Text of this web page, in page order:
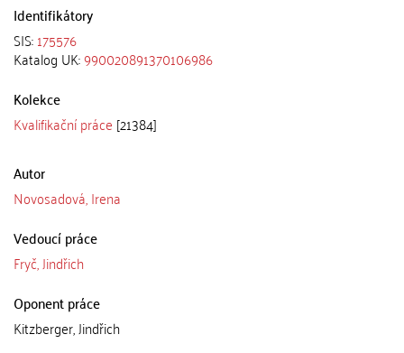
Identifikátory
SIS:175576
Katalog UK:990020891370106986
Kolekce
Kvalifikační práce [21384]
Autor
Novosadová, Irena
Vedoucí práce
Fryč, Jindřich
Oponent práce
Kitzberger, Jindřich